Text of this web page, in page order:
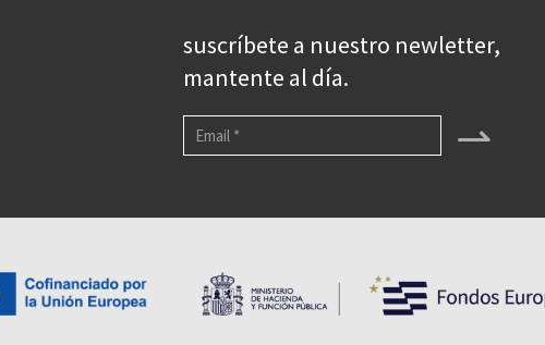
suscríbete a nuestro newletter,
mantente al día.
⇀